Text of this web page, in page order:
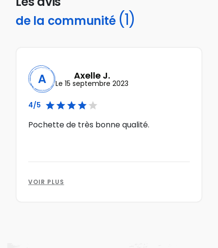
de la communité (1)
A Axelle J.
Le 15 septembre 2023
4/5  
Pochette de très bonne qualité.
VOIR PLUS